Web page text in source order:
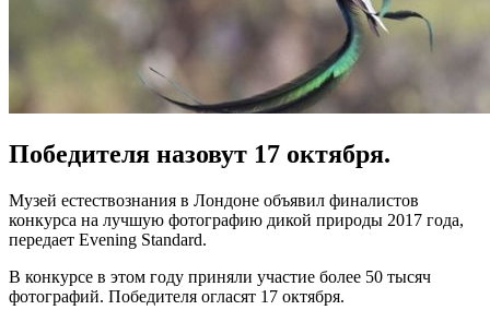
Победителя назовут 17 октября.
Музей естествознания в Лондоне объявил финалистов
конкурса на лучшую фотографию дикой природы 2017 года,
передает Evening Standard.
В конкурсе в этом году приняли участие более 50 тысяч
фотографий. Победителя огласят 17 октября.